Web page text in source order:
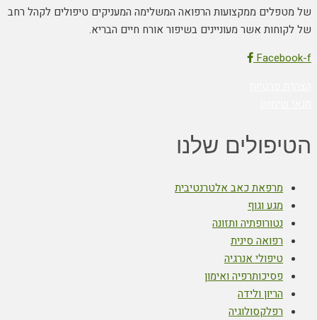
של מטפלים ממקצועות הרפואה המשלימה המעניקים טיפולים לקהל רחב
של לקוחות אשר מעוניינים בשיפור אורח חיים הבריא.
Facebook-f
הטיפולים שלנו
מרפאת כאב אלטרנטיבית
מגע וגוף
נטורופתיה ותזונה
רפואה סינית
טיפולי אנרגיה
פסיכותרפיה ואימון
הריון ולידה
רפלקסולוגיה